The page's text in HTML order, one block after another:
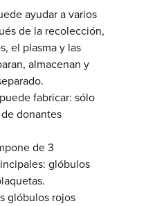
ayudar a varios
de la recolección,
el plasma y las
almacenan y
fabricar: sólo
donantes
de 3
glóbulos
glóbulos rojos